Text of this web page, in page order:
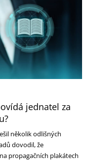
jednatel za
několik odlišných
dovodil, že
propagačních plakátech